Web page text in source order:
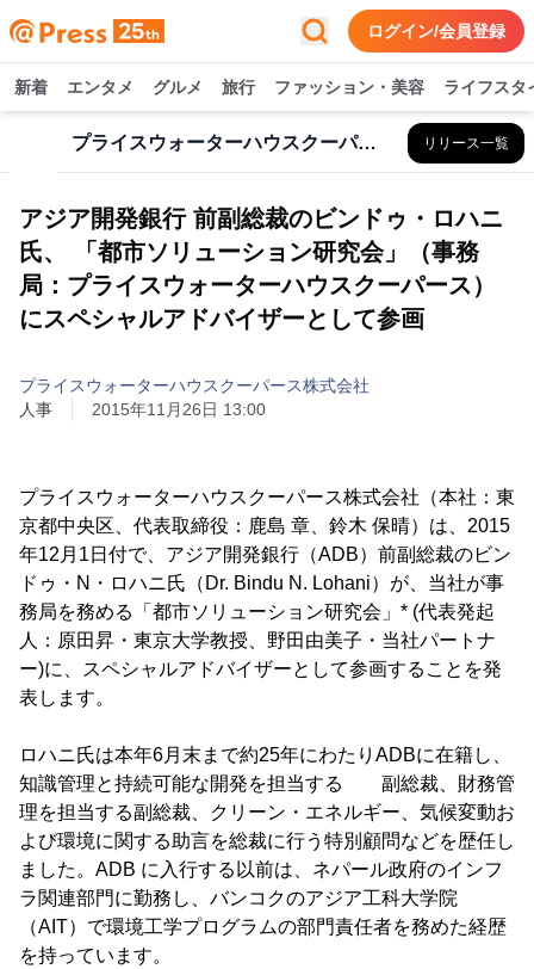
ログイン/会員登録
新着 エンタメ グルメ 旅行 ファッション・美容 ライフスタ
プライスウォーターハウスクーパース株式会社 リリース一覧
アジア開発銀行 前副総裁のビンドゥ・ロハニ
氏、 「都市ソリューション研究会」（事務
局：プライスウォーターハウスクーパース）
にスペシャルアドバイザーとして参画
プライスウォーターハウスクーパース株式会社
人事
2015年11月26日 13:00
プライスウォーターハウスクーパース株式会社（本社：東
京都中央区、代表取締役：鹿島 章、鈴木 保晴）は、2015
年12月1日付で、アジア開発銀行（ADB）前副総裁のビン
ドゥ・N・ロハニ氏（Dr. Bindu N. Lohani）が、当社が事
務局を務める「都市ソリューション研究会」* (代表発起
人：原田昇・東京大学教授、野田由美子・当社パートナ
ー)に、スペシャルアドバイザーとして参画することを発
表します。
ロハニ氏は本年6月末まで約25年にわたりADBに在籍し、
知識管理と持続可能な開発を担当する 副総裁、財務管
理を担当する副総裁、クリーン・エネルギー、気候変動お
よび環境に関する助言を総裁に行う特別顧問などを歴任し
ました。ADB に入行する以前は、ネパール政府のインフ
ラ関連部門に勤務し、バンコクのアジア工科大学院
（AIT）で環境工学プログラムの部門責任者を務めた経歴
を持っています。